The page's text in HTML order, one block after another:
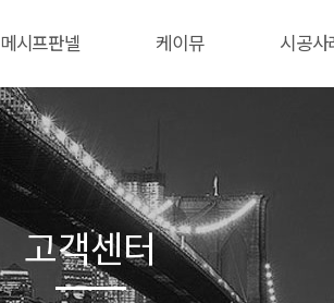
메시프판넬 케이뮤 시공사
고객센터